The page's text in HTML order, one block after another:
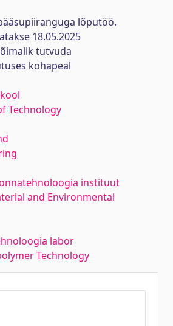
lõputöö.
18.05.2025
tutvuda
kohapeal
Technology
instituut
and Environmental
labor
Technology